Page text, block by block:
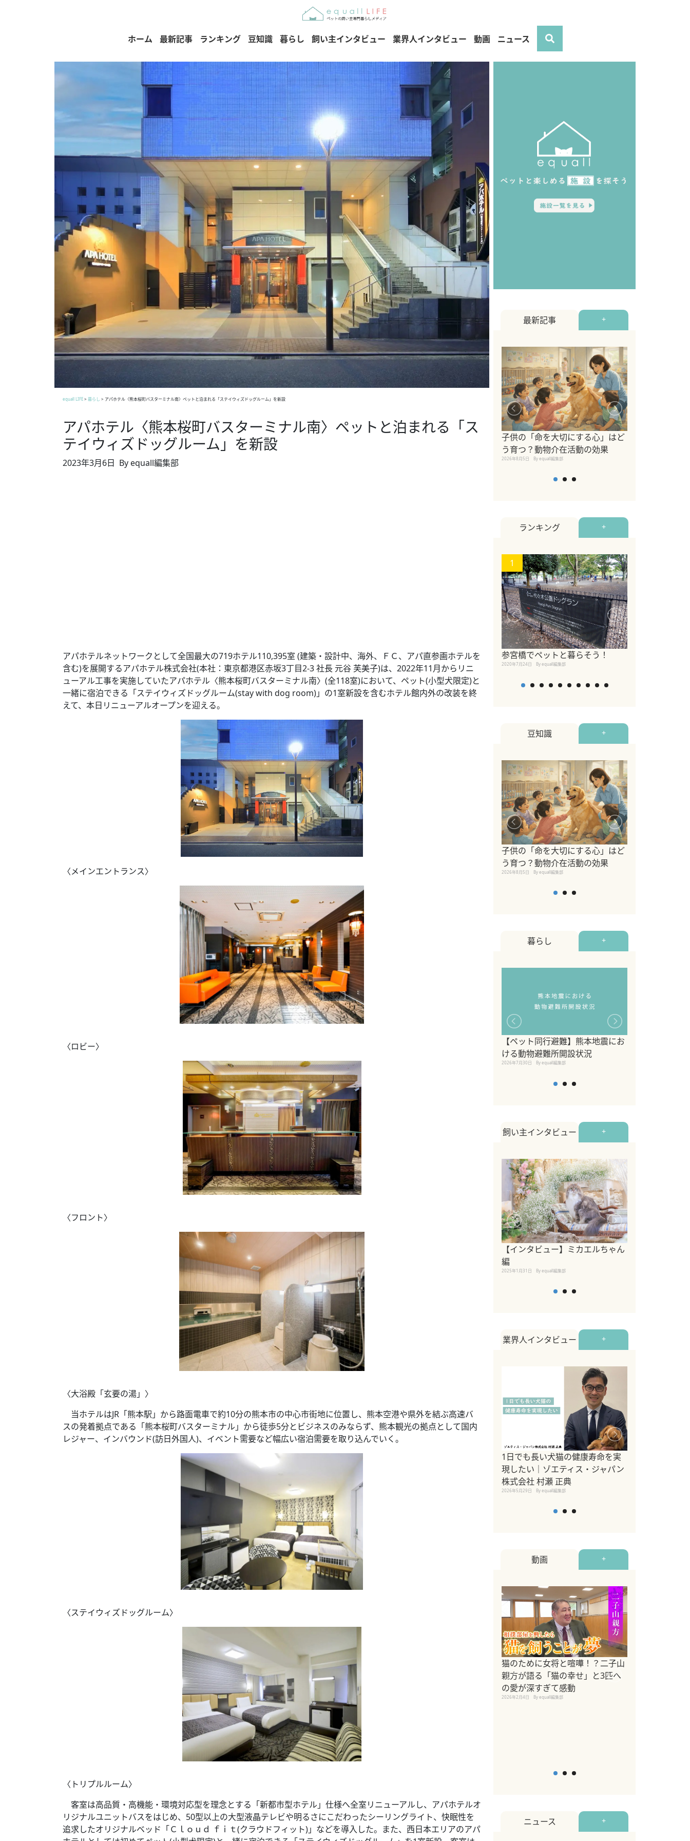
ホーム 最新記事 ランキング 豆知識 暮らし 飼い主インタビュー 業界人インタビュー 動画 ニュース
equall LIFE> 暮らし > アパホテル〈熊本桜町バスターミナル南〉ペットと泊まれる「ステイウィズドッグルーム」を新設
アパホテル〈熊本桜町バスターミナル南〉ペットと泊まれる「ス
テイウィズドッグルーム」を新設
2023年3月6日 By equall編集部
アパホテルネットワークとして全国最大の719ホテル110,395室 (建築・設計中、海外、ＦＣ、アパ直参画ホテルを
含む)を展開するアパホテル株式会社(本社：東京都港区赤坂3丁目2‐3 社長 元谷 芙美子)は、2022年11月からリニ
ューアル工事を実施していたアパホテル〈熊本桜町バスターミナル南〉(全118室)において、ペット(小型犬限定)と
一緒に宿泊できる「ステイウィズドッグルーム(stay with dog room)」の1室新設を含むホテル館内外の改装を終
えて、本日リニューアルオープンを迎える。
〈メインエントランス〉
〈ロビー〉
〈フロント〉
〈大浴殿「玄要の湯」〉
当ホテルはJR「熊本駅」から路面電車で約10分の熊本市の中心市街地に位置し、熊本空港や県外を結ぶ高速バ
スの発着拠点である「熊本桜町バスターミナル」から徒歩5分とビジネスのみならず、熊本観光の拠点として国内
レジャー、インバウンド(訪日外国人)、イベント需要など幅広い宿泊需要を取り込んでいく。
〈ステイウィズドッグルーム〉
〈トリプルルーム〉
客室は高品質・高機能・環境対応型を理念とする「新都市型ホテル」仕様へ全室リニューアルし、アパホテルオ
リジナルユニットバスをはじめ、50型以上の大型液晶テレビや明るさにこだわったシーリングライト、快眠性を
追求したオリジナルベッド「Ｃｌｏｕｄ ｆｉｔ(クラウドフィット)」などを導入した。また、西日本エリアのアパ
最新記事 +
子供の「命を大切にする心」はど
う育つ？動物介在活動の効果
2026年8月5日 By equall編集部
ランキング +
1
参宮橋でペットと暮らそう！
2020年7月24日 By equall編集部
豆知識 +
子供の「命を大切にする心」はど
う育つ？動物介在活動の効果
2026年8月5日 By equall編集部
暮らし +
【ペット同行避難】熊本地震にお
ける動物避難所開設状況
2026年7月30日 By equall編集部
飼い主インタビュー +
【インタビュー】ミカエルちゃん
編
2025年1月31日 By equall編集部
業界人インタビュー +
1日でも長い犬猫の健康寿命を実
現したい｜ゾエティス・ジャパン
株式会社 村瀬 正典
2026年5月29日 By equall編集部
動画 +
猫のために女将と喧嘩！？二子山
親方が語る「猫の幸せ」と3匹へ
の愛が深すぎて感動
2026年2月4日 By equall編集部
ニュース +